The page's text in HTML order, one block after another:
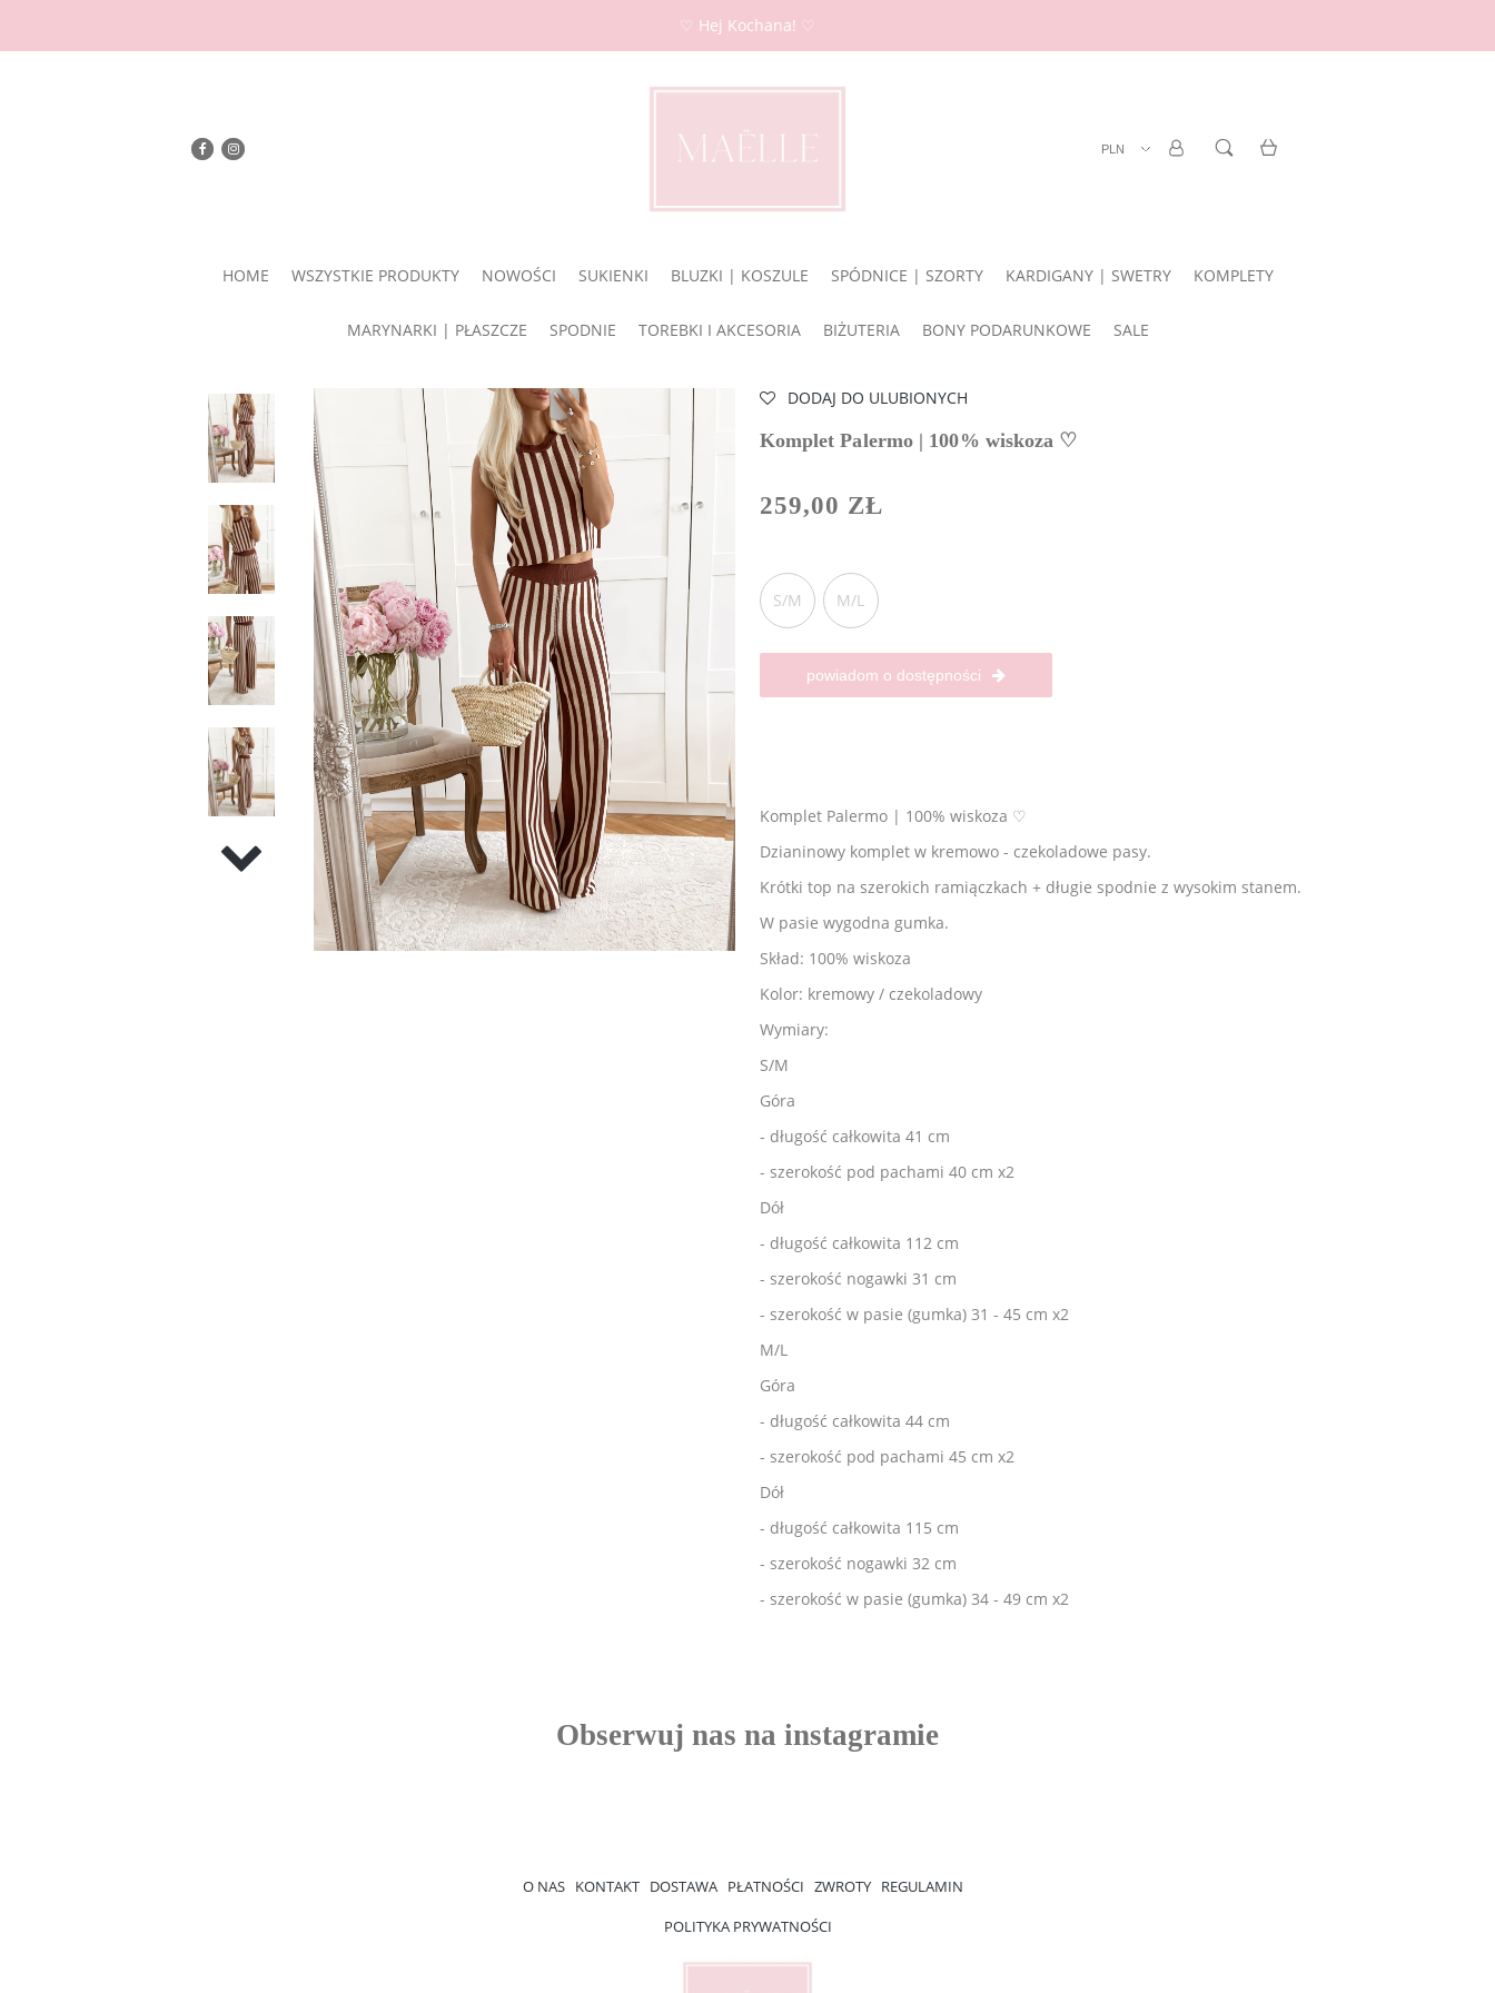
♡ Hej Kochana! ♡
HOME WSZYSTKIE PRODUKTY NOWOŚCI SUKIENKI BLUZKI | KOSZULE SPÓDNICE | SZORTY KARDIGANY | SWETRY KOMPLETY
MARYNARKI | PŁASZCZE SPODNIE TOREBKI I AKCESORIA BIŻUTERIA BONY PODARUNKOWE SALE
DODAJ DO ULUBIONYCH
Komplet Palermo | 100% wiskoza ♡
259,00 ZŁ
S/M M/L
powiadom o dostępności
Komplet Palermo | 100% wiskoza ♡
Dzianinowy komplet w kremowo - czekoladowe pasy.
Krótki top na szerokich ramiączkach + długie spodnie z wysokim stanem.
W pasie wygodna gumka.
Skład: 100% wiskoza
Kolor: kremowy / czekoladowy
Wymiary:
S/M
Góra
- długość całkowita 41 cm
- szerokość pod pachami 40 cm x2
Dół
- długość całkowita 112 cm
- szerokość nogawki 31 cm
- szerokość w pasie (gumka) 31 - 45 cm x2
M/L
Góra
- długość całkowita 44 cm
- szerokość pod pachami 45 cm x2
Dół
- długość całkowita 115 cm
- szerokość nogawki 32 cm
- szerokość w pasie (gumka) 34 - 49 cm x2
O NAS KONTAKT DOSTAWA PŁATNOŚCI ZWROTY REGULAMIN
POLITYKA PRYWATNOŚCI